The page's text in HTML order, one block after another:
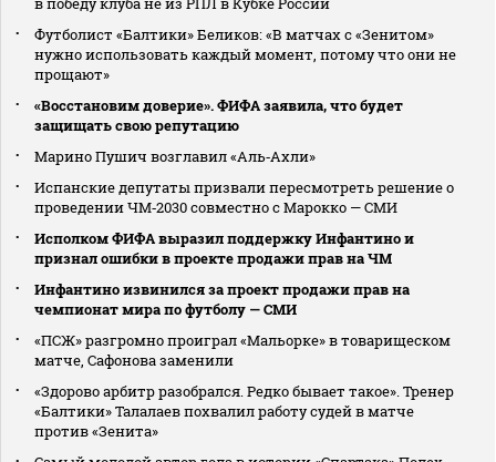
Футболист «Балтики» Беликов: «В матчах с «Зенитом»
нужно использовать каждый момент, потому что они не
прощают»
«Восстановим доверие». ФИФА заявила, что будет
защищать свою репутацию
Марино Пушич возглавил «Аль‑Ахли»
Испанские депутаты призвали пересмотреть решение о
проведении ЧМ‑2030 совместно с Марокко — СМИ
Исполком ФИФА выразил поддержку Инфантино и
признал ошибки в проекте продажи прав на ЧМ
Инфантино извинился за проект продажи прав на
чемпионат мира по футболу — СМИ
«ПСЖ» разгромно проиграл «Мальорке» в товарищеском
матче, Сафонова заменили
«Здорово арбитр разобрался. Редко бывает такое». Тренер
«Балтики» Талалаев похвалил работу судей в матче
против «Зенита»